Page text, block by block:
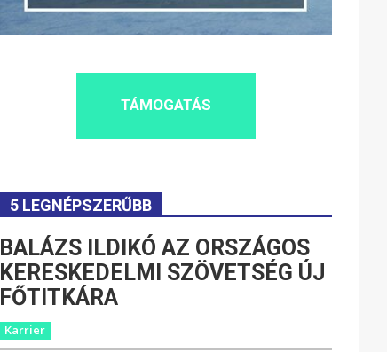
TÁMOGATÁS
5 LEGNÉPSZERŰBB
BALÁZS ILDIKÓ AZ ORSZÁGOS
KERESKEDELMI SZÖVETSÉG ÚJ
FŐTITKÁRA
Karrier